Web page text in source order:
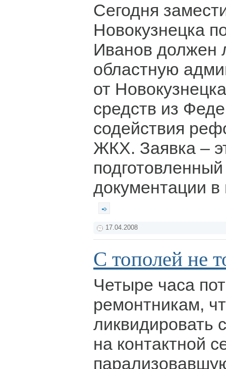
Сегодня
Новокузнецка
Иванов должен
областную
от
средств из
содействия
ЖКХ. Заявка –
документации
17.04.2008
С тополей не
Четыре часа
ремонтникам,
ликвидировать
на контактной